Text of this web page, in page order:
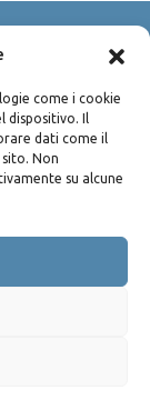
come i cookie
dispositivo. Il
dati come il
Non
su alcune